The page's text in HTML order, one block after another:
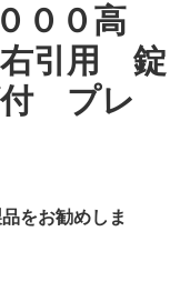
００高
右引用 錠
プレ
をお勧めしま